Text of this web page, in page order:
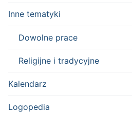
Inne tematyki
Dowolne prace
Religijne i tradycyjne
Kalendarz
Logopedia